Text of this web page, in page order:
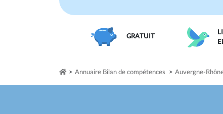
GRATUIT
> Annuaire Bilan de compétences > Auvergne-